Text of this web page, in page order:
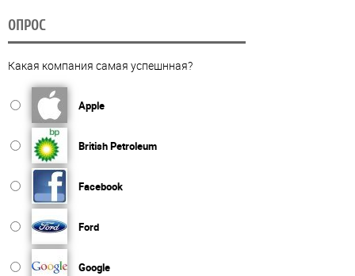
ОПРОС
Какая компания самая успешнная?
Apple
British Petroleum
Facebook
Ford
Google